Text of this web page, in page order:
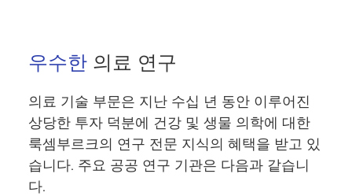
우수한 의료 연구
의료 기술 부문은 지난 수십 년 동안 이루어진
상당한 투자 덕분에 건강 및 생물 의학에 대한
룩셈부르크의 연구 전문 지식의 혜택을 받고 있
습니다. 주요 공공 연구 기관은 다음과 같습니
다.